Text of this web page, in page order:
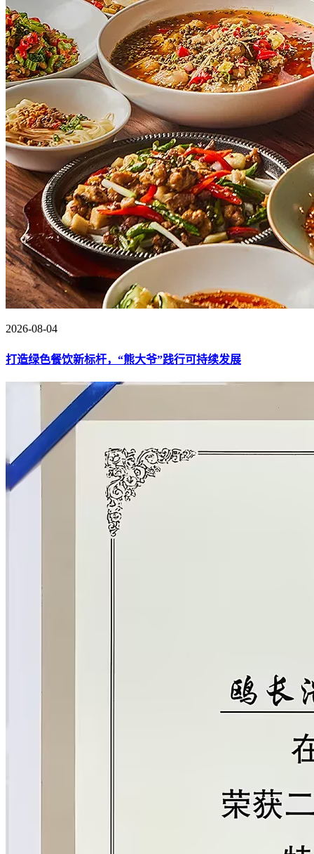
2026-08-04
打造绿色餐饮新标杆，“熊大爷”践行可持续发展